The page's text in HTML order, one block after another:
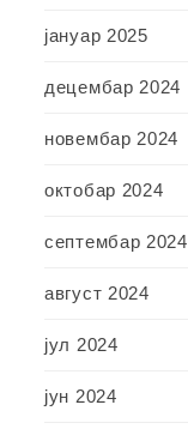
јануар 2025
децембар 2024
новембар 2024
октобар 2024
септембар 2024
август 2024
јул 2024
јун 2024